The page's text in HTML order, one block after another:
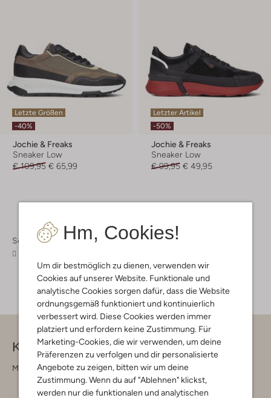
Hm, Cookies!
Um dir bestmöglich zu dienen, verwenden wir
Cookies auf unserer Website. Funktionale und
analytische Cookies sorgen dafür, dass die Website
ordnungsgemäß funktioniert und kontinuierlich
verbessert wird. Diese Cookies werden immer
platziert und erfordern keine Zustimmung. Für
Marketing-Cookies, die wir verwenden, um deine
Präferenzen zu verfolgen und dir personalisierte
Angebote zu zeigen, bitten wir um deine
Zustimmung. Wenn du auf "Ablehnen" klickst,
werden nur die funktionalen und analytischen
Letzte Größen
-40%
Jochie & Freaks
Sneaker Low
€ 109,95 € 65,99
Letzter Artikel
-50%
Jochie & Freaks
Sneaker Low
€ 99,95 € 49,95
Schuhe Kinderschuhe
Kinderschuhe Jungen
Kontakt
Montag - Freitag 09:00 - 17:00 uur